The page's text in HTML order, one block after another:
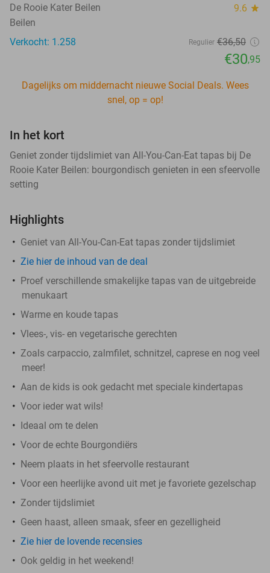
De Rooie Kater Beilen 9.6 star
Beilen
Verkocht: 1.258
Regulier €36,50
€30,95
Dagelijks om middernacht nieuwe Social Deals. Wees
snel, op = op!
In het kort
Geniet zonder tijdslimiet van All-You-Can-Eat tapas bij De
Rooie Kater Beilen: bourgondisch genieten in een sfeervolle
setting
Highlights
Geniet van All-You-Can-Eat tapas zonder tijdslimiet
Zie hier de inhoud van de deal
Proef verschillende smakelijke tapas van de uitgebreide
menukaart
Warme en koude tapas
Vlees-, vis- en vegetarische gerechten
Zoals carpaccio, zalmfilet, schnitzel, caprese en nog veel
meer!
Aan de kids is ook gedacht met speciale kindertapas
Voor ieder wat wils!
Ideaal om te delen
Voor de echte Bourgondiërs
Neem plaats in het sfeervolle restaurant
Voor een heerlijke avond uit met je favoriete gezelschap
Zonder tijdslimiet
Geen haast, alleen smaak, sfeer en gezelligheid
Zie hier de lovende recensies
Ook geldig in het weekend!